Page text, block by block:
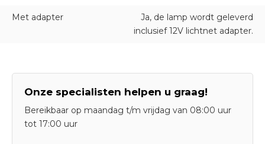
Met adapter
Ja, de lamp wordt geleverd
inclusief 12V lichtnet adapter.
Onze specialisten helpen u graag!
Bereikbaar op maandag t/m vrijdag van 08:00 uur
tot 17:00 uur